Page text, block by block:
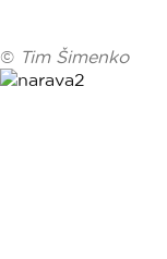
© Tim Šimenko